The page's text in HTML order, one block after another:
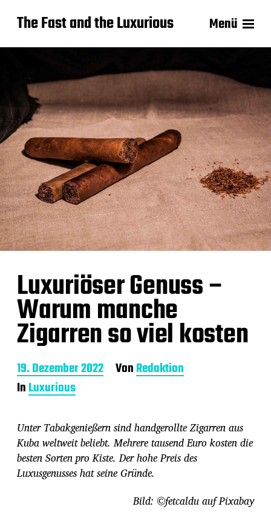
The Fast and the Luxurious Menü
Luxuriöser Genuss –
Warum manche
Zigarren so viel kosten
B
e
i
a
g
s
d
a
19. Dezember 2022 VonRedaktion
InLuxurious
Unter Tabakgenießern sind handgerollte Zigarren aus
Kuba weltweit beliebt. Mehrere tausend Euro kosten die
besten Sorten pro Kiste. Der hohe Preis des
Luxusgenusses hat seine Gründe.
Bild: ©fetcaldu auf Pixabay